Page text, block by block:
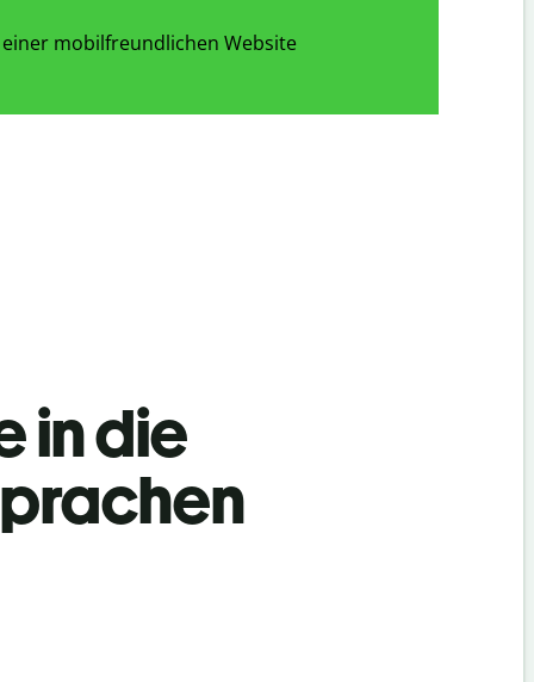
mobilfreundlichen Website
in die